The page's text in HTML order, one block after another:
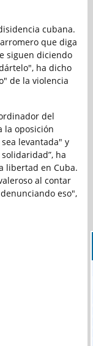
cubana.
que diga
siguen diciendo
ha dicho
de la violencia
del
la oposición
levantada" y
ha
libertad en Cuba.
al contar
eso",